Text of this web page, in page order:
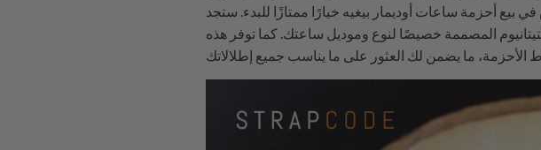
أحزمة ساعات أوديمار بيغيه خيارًا ممتازًا للبدء. ستجد
المصممة خصيصًا لنوع وموديل ساعتك. كما توفر هذه